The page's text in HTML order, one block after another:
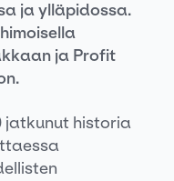
ja ylläpidossa.
ja Profit
jatkunut historia